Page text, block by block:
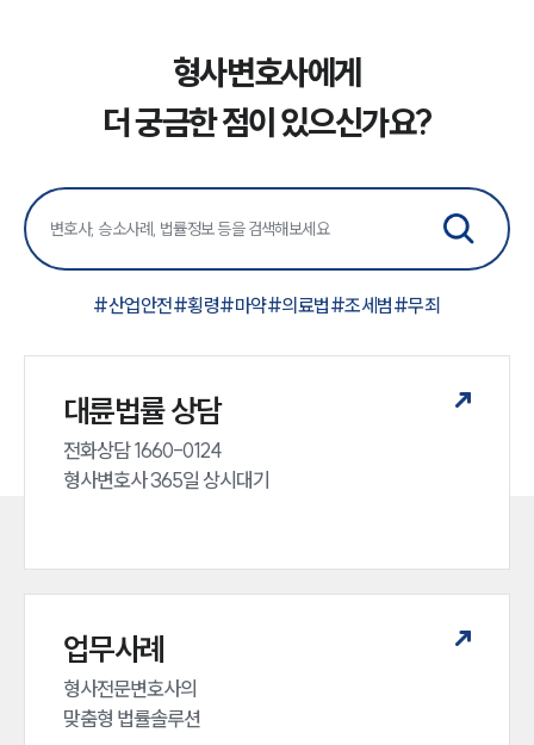
형사변호사에게
더 궁금한 점이 있으신가요?
#산업안전#횡령#마약#의료법#조세범#무죄
대륜법률 상담
전화상담 1660-0124
형사변호사 365일 상시대기
업무사례
형사전문변호사의
맞춤형 법률솔루션